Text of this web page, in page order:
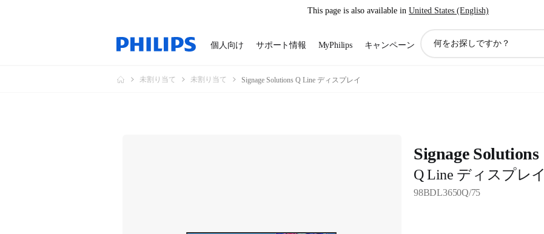
This page is also available in United States (English)
個人向け サポート情報 MyPhilips キャンペーン
索
未割り当て 未割り当て Signage Solutions Q Line ディスプレイ
Signage Solutions
Q Line ディスプレイ
98BDL3650Q/75